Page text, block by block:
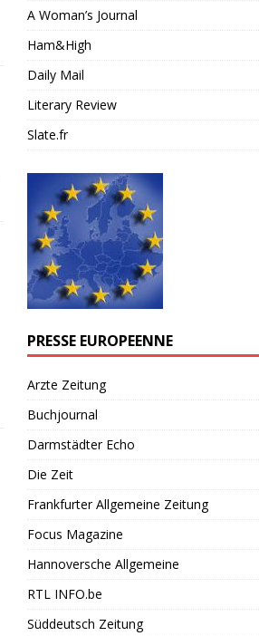
A Woman’s Journal
Ham&High
Daily Mail
Literary Review
Slate.fr
PRESSE EUROPEENNE
Arzte Zeitung
Buchjournal
Darmstädter Echo
Die Zeit
Frankfurter Allgemeine Zeitung
Focus Magazine
Hannoversche Allgemeine
RTL INFO.be
Süddeutsch Zeitung